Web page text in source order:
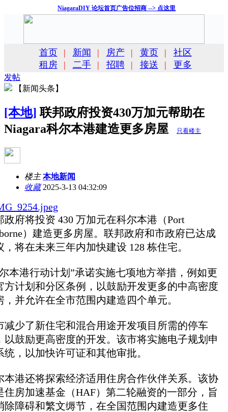
NiagaraDIY 论坛首页广告位招商 --> 点这里
首页 | 新闻 | 房产 | 黄页 |
社区
租房
| 二手 | 招聘 | 接送 | 更多
发帖
【新闻头条】
[本地] 联邦政府投资430万加元帮助在
Niagara科尔本港建造更多房屋
只看楼主
楼主 本地新闻
收藏2025-3-13 04:32:09
政府将投资 430 万加元在科尔本港（Port
）建造更多房屋。联邦政府和市政府已达成
，将在未来三年内加快建设 128 栋住宅。
本港行动计划”承诺实施七项地方举措，例如更
方计划和分区条例，以鼓励开发更多的中高密度
，并允许在全市范围内建造四个单元。
减少了新住宅和混合用途开发项目所需的停车
以鼓励更高密度的开发。该市将实施电子规划申
统，以加快许可证和其他审批。
本港还将探索经济适用住房合作伙伴关系。该协
住房加速基金（HAF）第二轮融资的一部分，旨
除障碍和繁文缛节，在全国范围内建造更多住